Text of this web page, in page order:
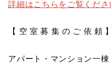
詳細はこちらをご覧くださ
【 空 室 募 集 の ご 依 頼 】
アパート・マンション一